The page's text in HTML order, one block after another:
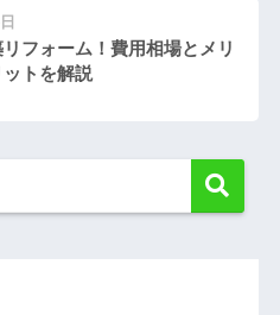
フォーム！費用相場とメリ
トを解説